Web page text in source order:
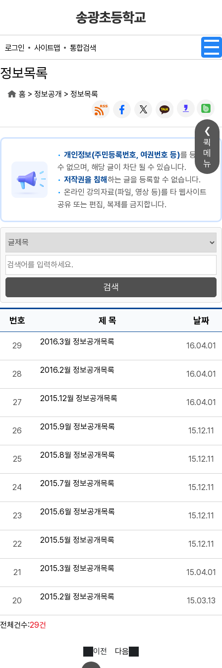
퀵
메
뉴
로그인 사이트맵 통합검색
정보목록
홈 > 정보공개 > 정보목록
개인정보(주민등록번호, 여권번호 등)를 등록할
수 없으며, 해당 글이 차단 될 수 있습니다.
저작권을 침해하는 글을 등록할 수 없습니다.
온라인 강의자료(파일, 영상 등)를 타 웹사이트
공유 또는 편집, 복제를 금지합니다.
번호 제 목 날짜
29 2016.3월 정보공개목록 16.04.01
28 2016.2월 정보공개목록 16.04.01
27 2015.12월 정보공개목록 16.04.01
26 2015.9월 정보공개목록 15.12.11
25 2015.8월 정보공개목록 15.12.11
24 2015.7월 정보공개목록 15.12.11
23 2015.6월 정보공개목록 15.12.11
22 2015.5월 정보공개목록 15.12.11
21 2015.3월 정보공개목록 15.04.01
20 2015.2월 정보공개목록 15.03.13
전체건수:29건
이전 다음